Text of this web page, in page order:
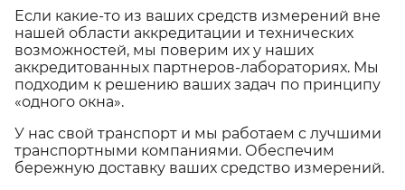
Если какие-то из ваших средств измерений вне
нашей области аккредитации и технических
возможностей, мы поверим их у наших
аккредитованных партнеров-лабораториях. Мы
подходим к решению ваших задач по принципу
«одного окна».
У нас свой транспорт и мы работаем с лучшими
транспортными компаниями. Обеспечим
бережную доставку ваших средство измерений.